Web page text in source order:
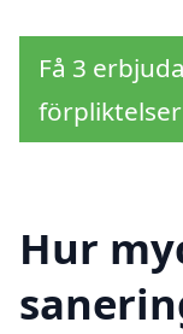
Få 3
förpliktelser
Hur